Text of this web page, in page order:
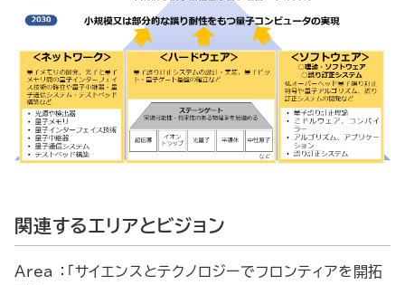
関連するエリアとビジョン
Area ：「サイエンスとテクノロジーでフロンティアを開拓